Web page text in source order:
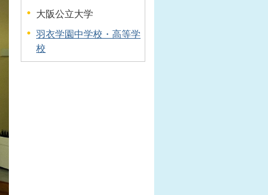
大阪公立大学
羽衣学園中学校・高等学
校